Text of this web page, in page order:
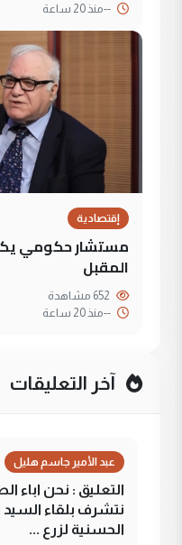
--منذ 20 ساعة
إقتصادية
مستشار حكومي
المقبل
--منذ 20 ساعة
آخر التعليقات
عبد الأمير جاسم هليل
التعليق : نحن اباء
نتشرف بلقاء السيد
الحسنية لزرع ...